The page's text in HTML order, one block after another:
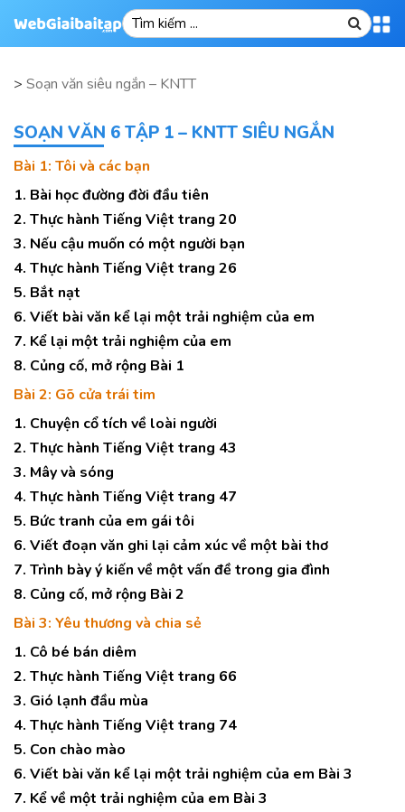
> Soạn văn siêu ngắn – KNTT
SOẠN VĂN 6 TẬP 1 – KNTT SIÊU NGẮN
Bài 1: Tôi và các bạn
1. Bài học đường đời đầu tiên
2. Thực hành Tiếng Việt trang 20
3. Nếu cậu muốn có một người bạn
4. Thực hành Tiếng Việt trang 26
5. Bắt nạt
6. Viết bài văn kể lại một trải nghiệm của em
7. Kể lại một trải nghiệm của em
8. Củng cố, mở rộng Bài 1
Bài 2: Gõ cửa trái tim
1. Chuyện cổ tích về loài người
2. Thực hành Tiếng Việt trang 43
3. Mây và sóng
4. Thực hành Tiếng Việt trang 47
5. Bức tranh của em gái tôi
6. Viết đoạn văn ghi lại cảm xúc về một bài thơ
7. Trình bày ý kiến về một vấn đề trong gia đình
8. Củng cố, mở rộng Bài 2
Bài 3: Yêu thương và chia sẻ
1. Cô bé bán diêm
2. Thực hành Tiếng Việt trang 66
3. Gió lạnh đầu mùa
4. Thực hành Tiếng Việt trang 74
5. Con chào mào
6. Viết bài văn kể lại một trải nghiệm của em Bài 3
7. Kể về một trải nghiệm của em Bài 3